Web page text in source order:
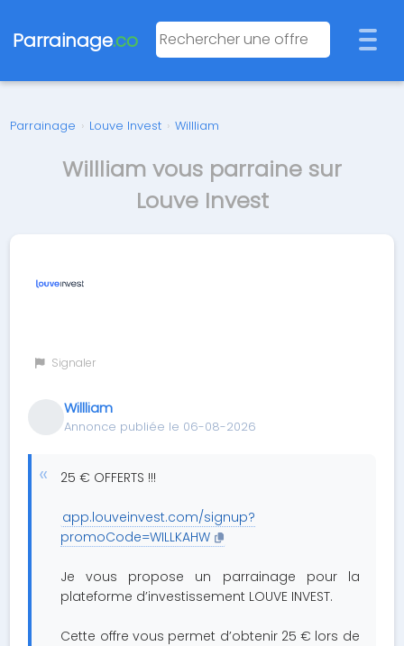
Parrainage.co
Parrainage › Louve Invest › Willliam
Willliam vous parraine sur
Louve Invest
Signaler
Willliam
Annonce publiée le 06-08-2026
25 € OFFERTS !!!
app.louveinvest.com/signup?
promoCode=WILLKAHW
Je vous propose un parrainage pour la
plateforme d’investissement LOUVE INVEST.
Cette offre vous permet d’obtenir 25 € lors de